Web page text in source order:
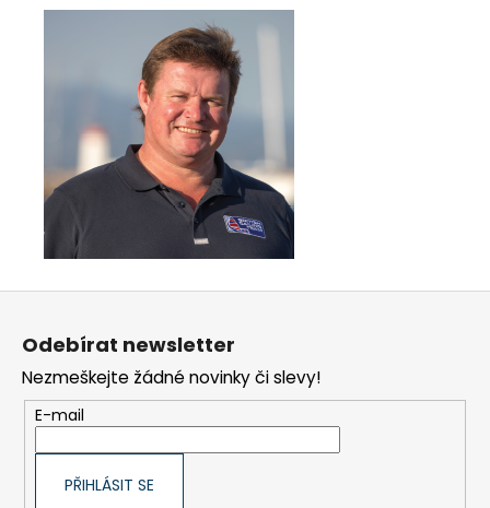
Z
Odebírat newsletter
Nezmeškejte žádné novinky či slevy!
E-mail
PŘIHLÁSIT SE